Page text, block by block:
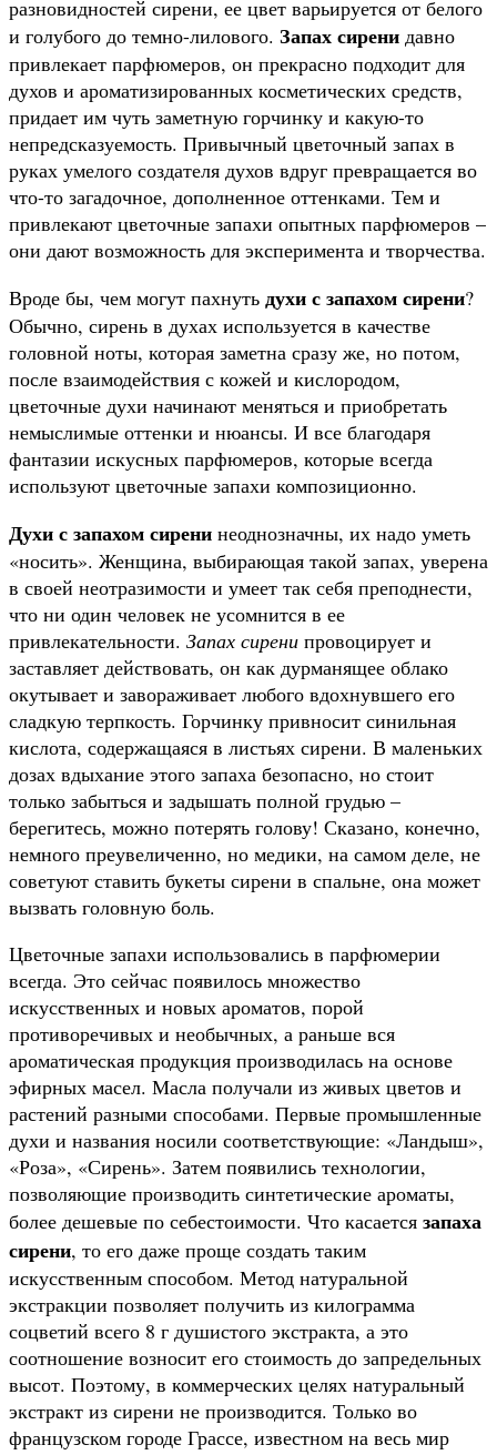
разновидностей сирени, ее цвет варьируется от белого
и голубого до темно-лилового. Запах сирени давно
привлекает парфюмеров, он прекрасно подходит для
духов и ароматизированных косметических средств,
придает им чуть заметную горчинку и какую-то
непредсказуемость. Привычный цветочный запах в
руках умелого создателя духов вдруг превращается во
что-то загадочное, дополненное оттенками. Тем и
привлекают цветочные запахи опытных парфюмеров –
они дают возможность для эксперимента и творчества.
Вроде бы, чем могут пахнуть духи с запахом сирени?
Обычно, сирень в духах используется в качестве
головной ноты, которая заметна сразу же, но потом,
после взаимодействия с кожей и кислородом,
цветочные духи начинают меняться и приобретать
немыслимые оттенки и нюансы. И все благодаря
фантазии искусных парфюмеров, которые всегда
используют цветочные запахи композиционно.
Духи с запахом сирени неоднозначны, их надо уметь
«носить». Женщина, выбирающая такой запах, уверена
в своей неотразимости и умеет так себя преподнести,
что ни один человек не усомнится в ее
привлекательности. Запах сирени провоцирует и
заставляет действовать, он как дурманящее облако
окутывает и завораживает любого вдохнувшего его
сладкую терпкость. Горчинку привносит синильная
кислота, содержащаяся в листьях сирени. В маленьких
дозах вдыхание этого запаха безопасно, но стоит
только забыться и задышать полной грудью –
берегитесь, можно потерять голову! Сказано, конечно,
немного преувеличенно, но медики, на самом деле, не
советуют ставить букеты сирени в спальне, она может
вызвать головную боль.
Цветочные запахи использовались в парфюмерии
всегда. Это сейчас появилось множество
искусственных и новых ароматов, порой
противоречивых и необычных, а раньше вся
ароматическая продукция производилась на основе
эфирных масел. Масла получали из живых цветов и
растений разными способами. Первые промышленные
духи и названия носили соответствующие: «Ландыш»,
«Роза», «Сирень». Затем появились технологии,
позволяющие производить синтетические ароматы,
более дешевые по себестоимости. Что касается запаха
сирени, то его даже проще создать таким
искусственным способом. Метод натуральной
экстракции позволяет получить из килограмма
соцветий всего 8 г душистого экстракта, а это
соотношение возносит его стоимость до запредельных
высот. Поэтому, в коммерческих целях натуральный
экстракт из сирени не производится. Только во
французском городе Грассе, известном на весь мир